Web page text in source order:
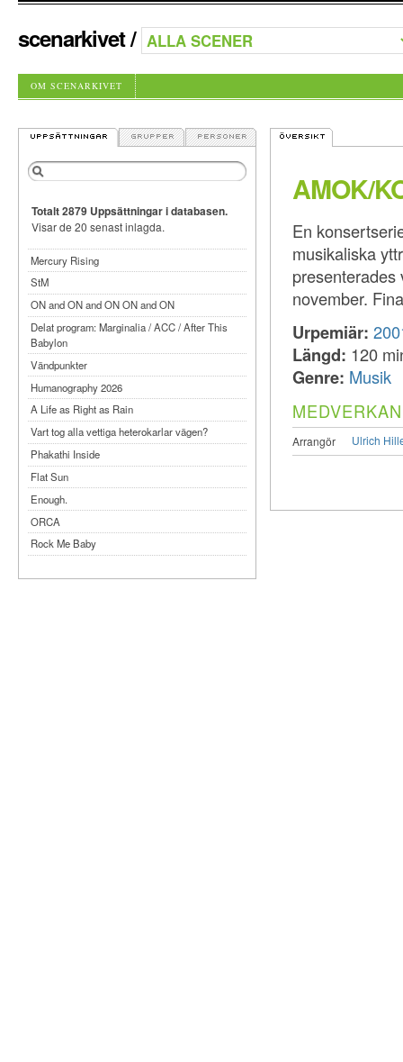
scenarkivet/
OM SCENARKIVET
AMOK/
En
musikaliska
november.
Urpemiär:
Längd: 120
Genre: Musik
Arrangör Ulrich
Totalt 2879 Uppsättningar i databasen.
Visar de 20 senast inlagda.
Mercury Rising
StM
ON and ON and ON ON and ON
Delat program: Marginalia / ACC / After This
Babylon
Vändpunkter
Humanography 2026
A Life as Right as Rain
Vart tog alla vettiga heterokarlar vägen?
Phakathi Inside
Flat Sun
Enough.
ORCA
Rock Me Baby